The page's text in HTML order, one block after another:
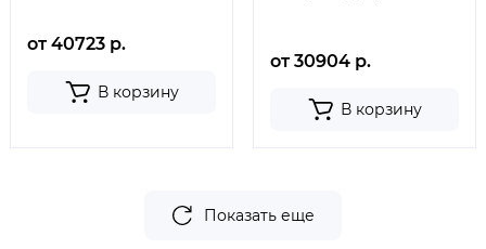
от 40723 р.
В корзину
от 30904 р.
В корзину
Показать еще